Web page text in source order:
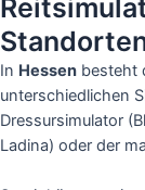
In Hessen besteht
unterschiedlichen
Dressursimulator
Ladina) oder der